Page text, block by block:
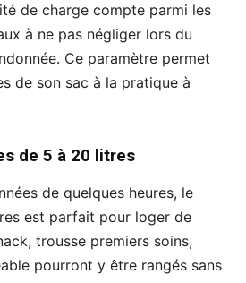
de charge compte parmi les
à ne pas négliger lors du
Ce paramètre permet
de son sac à la pratique à
de 5 à 20 litres
de quelques heures, le
est parfait pour loger de
trousse premiers soins,
pourront y être rangés sans